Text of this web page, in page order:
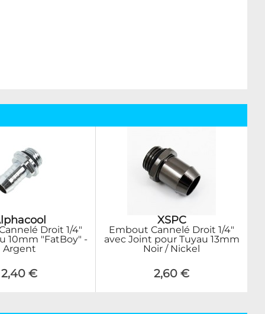
Droit 1/4"
10mm "FatBoy" -
Argent
2,40 €
XSPC
Embout Cannelé Droit 1/4"
avec Joint pour Tuyau 13mm
Noir / Nickel
2,60 €